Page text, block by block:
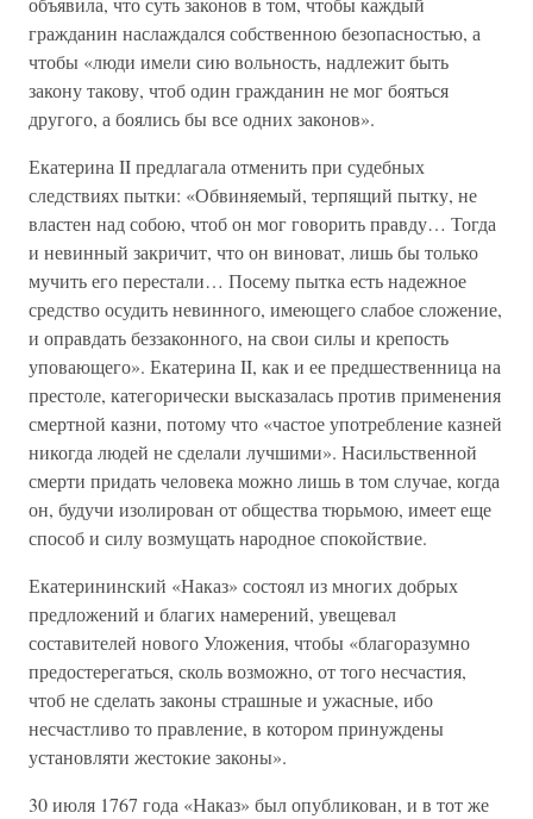
гражданин наслаждался собственною безопасностью, а
чтобы «люди имели сию вольность, надлежит быть
закону такову, чтоб один гражданин не мог бояться
другого, а боялись бы все одних законов».
Екатерина II предлагала отменить при судебных
следствиях пытки: «Обвиняемый, терпящий пытку, не
властен над собою, чтоб он мог говорить правду… Тогда
и невинный закричит, что он виноват, лишь бы только
мучить его перестали… Посему пытка есть надежное
средство осудить невинного, имеющего слабое сложение,
и оправдать беззаконного, на свои силы и крепость
уповающего». Екатерина II, как и ее предшественница на
престоле, категорически высказалась против применения
смертной казни, потому что «частое употребление казней
никогда людей не сделали лучшими». Насильственной
смерти придать человека можно лишь в том случае, когда
он, будучи изолирован от общества тюрьмою, имеет еще
способ и силу возмущать народное спокойствие.
Екатерининский «Наказ» состоял из многих добрых
предложений и благих намерений, увещевал
составителей нового Уложения, чтобы «благоразумно
предостерегаться, сколь возможно, от того несчастия,
чтоб не сделать законы страшные и ужасные, ибо
несчастливо то правление, в котором принуждены
установляти жестокие законы».
30 июля 1767 года «Наказ» был опубликован, и в тот же